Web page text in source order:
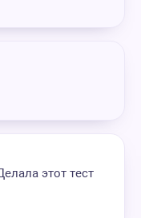
этот тест